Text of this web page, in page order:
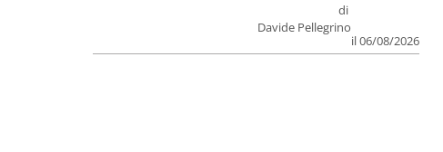
di
Davide Pellegrino
il 06/08/2026